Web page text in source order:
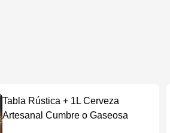
Tabla Rústica + 1L Cerveza
Artesanal Cumbre o Gaseosa